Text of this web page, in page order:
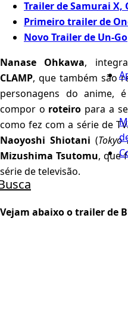
Trailer de Samurai X,
Primeiro trailer de
Novo Trailer de Un-Go
Nanase Ohkawa,
CLAMP, que também são
personagens do anime,
compor o roteiro para a
como fez com a série de
Naoyoshi Shiotani (Tokyo
Mizushima Tsutomu, que
série de televisão.
Vejam abaixo o trailer de